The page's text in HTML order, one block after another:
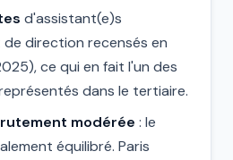
d'assistant(e)s
direction recensés en
ce qui en fait l'un des
dans le tertiaire.
modérée : le
équilibré. Paris